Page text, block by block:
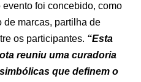
foi concebido, como
de marcas, partilha de
os participantes. “Esta
reuniu uma curadoria
que definem o